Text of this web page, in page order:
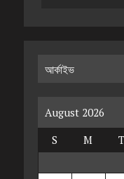
আর্কাইভ
August 2026
S
M T